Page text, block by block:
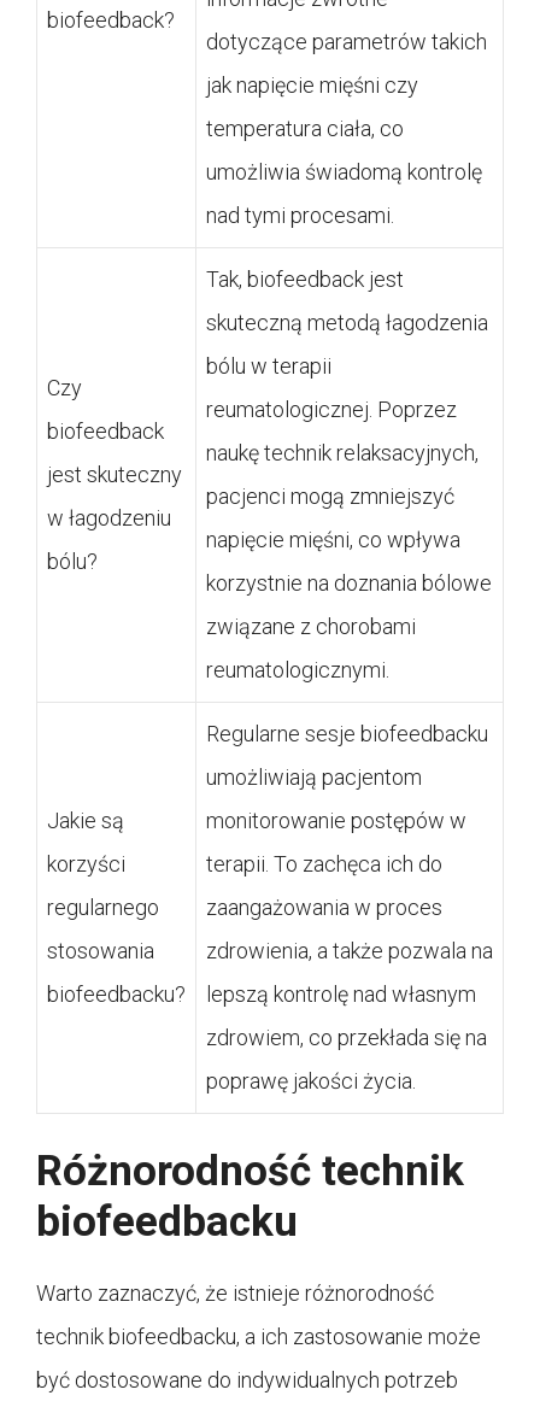
biofeedback?
dotyczące parametrów takich
jak napięcie mięśni czy
temperatura ciała, co
umożliwia świadomą kontrolę
nad tymi procesami.
Czy
biofeedback
jest skuteczny
w łagodzeniu
bólu?
Tak, biofeedback jest
skuteczną metodą łagodzenia
bólu w terapii
reumatologicznej. Poprzez
naukę technik relaksacyjnych,
pacjenci mogą zmniejszyć
napięcie mięśni, co wpływa
korzystnie na doznania bólowe
związane z chorobami
reumatologicznymi.
Jakie są
korzyści
regularnego
stosowania
biofeedbacku?
Regularne sesje biofeedbacku
umożliwiają pacjentom
monitorowanie postępów w
terapii. To zachęca ich do
zaangażowania w proces
zdrowienia, a także pozwala na
lepszą kontrolę nad własnym
zdrowiem, co przekłada się na
poprawę jakości życia.
Różnorodność technik
biofeedbacku
Warto zaznaczyć, że istnieje różnorodność
technik biofeedbacku, a ich zastosowanie może
być dostosowane do indywidualnych potrzeb